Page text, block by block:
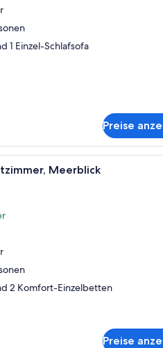
1 Einzel-Schlafsofa
Preise
Ein Balkon mit
Meerblick
2 Komfort-Einzelbetten
Preise